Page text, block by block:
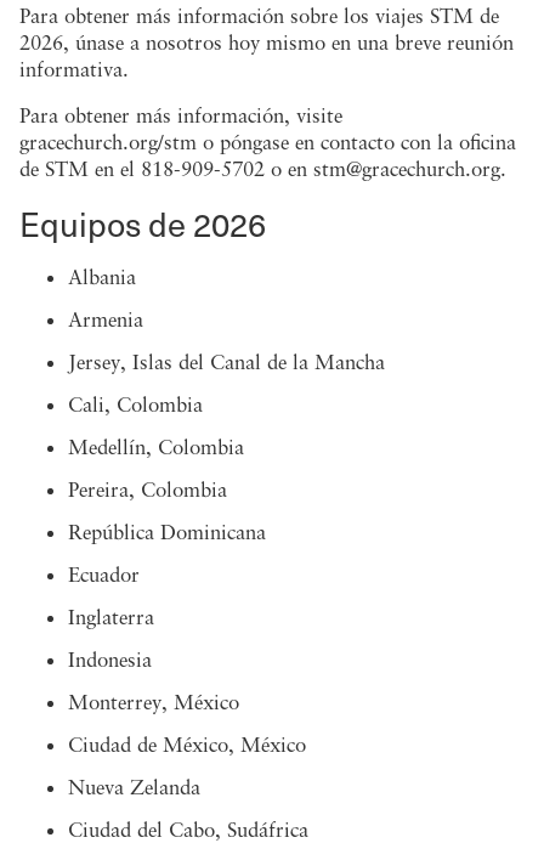
Para obtener más información sobre los viajes STM de
2026, únase a nosotros hoy mismo en una breve reunión
informativa.
Para obtener más información, visite
gracechurch.org/stm o póngase en contacto con la oficina
de STM en el 818-909-5702 o en stm@gracechurch.org.
Equipos de 2026
Albania
Armenia
Jersey, Islas del Canal de la Mancha
Cali, Colombia
Medellín, Colombia
Pereira, Colombia
República Dominicana
Ecuador
Inglaterra
Indonesia
Monterrey, México
Ciudad de México, México
Nueva Zelanda
Ciudad del Cabo, Sudáfrica